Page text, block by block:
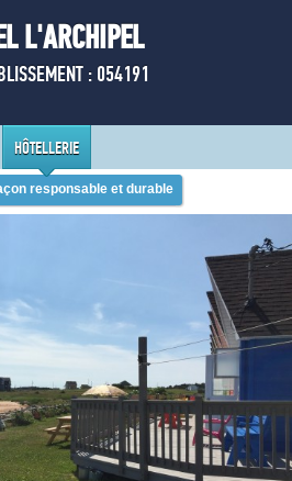
L'ARCHIPEL
: 054191
HÔTELLERIE
responsable et durable